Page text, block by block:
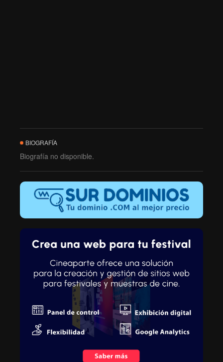
BIOGRAFÍA
Biografía no disponible.